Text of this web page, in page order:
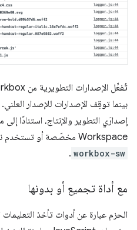
بينما توقِف الإصدارات للإصدار
إصدارَي التطوير والإنتاج، استنادًا
Workspace مخصّصة أو تستخدم نسخة مجمّعة مسبقًا عبر
workbox-sw
.
مع أداة تجميع أو بدونها
الحزم عبارة عن أدوات تأخذ